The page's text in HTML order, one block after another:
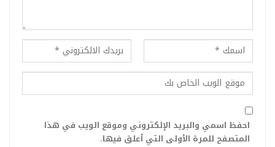
احفظ اسمي والبريد الإلكتروني وموقع الويب في هذا
المتصفح للمرة الأولى التي أعلق فيها.